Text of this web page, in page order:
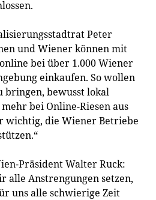
Peter
und Wiener können mit
bei über 1.000 Wiener
einkaufen. So wollen
bringen, bewusst lokal
bei Online-Riesen aus
wichtig, die Wiener Betriebe
Präsident Walter Ruck:
alle Anstrengungen setzen,
uns alle schwierige Zeit